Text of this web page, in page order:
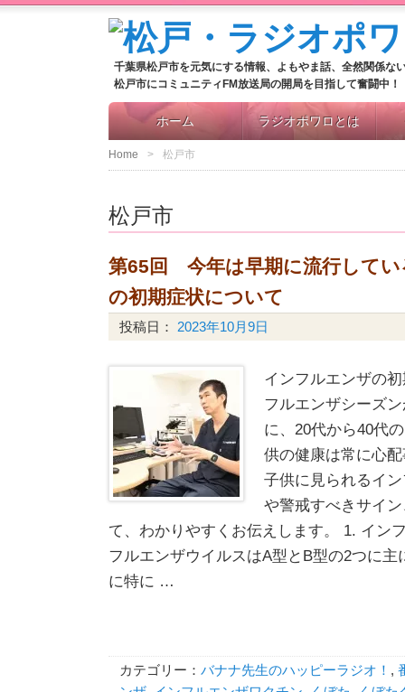
千葉県松戸市を元気にする情報、よもやま話、全然関係な
松戸市にコミュニティFM放送局の開局を目指して奮闘中！
ホーム ラジオポワロとは
Home 松戸市
松戸市
第65回 今年は早期に流行して
の初期症状について
投稿日： 2023年10月9日
インフルエンザの
フルエンザシーズ
に、20代から40代
供の健康は常に心
子供に見られるイ
や警戒すべきサイ
て、わかりやすくお伝えします。 1. イン
フルエンザウイルスはA型とB型の2つに主
に特に …
カテゴリー： バナナ先生のハッピーラジオ！ ,